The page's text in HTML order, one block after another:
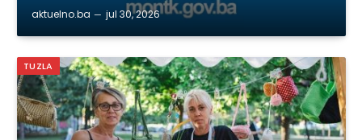
aktuelno.ba jul 30, 2026
TUZLA